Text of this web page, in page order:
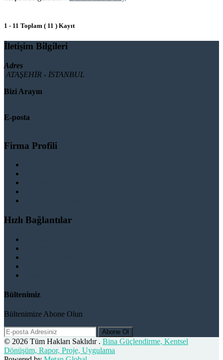
1 - 11 Toplam ( 11 ) Kayıt
İletişim Bilgileri
Adres
ATAŞEHİR - İSTANBUL
Bizi Arayın
E-posta
Firma Profili
Hızlı Bağlantılar
Bültenimiz
Bültenimize Abone Olun
Abone Ol
© 2026 Tüm Hakları Saklıdır . Bina Güçlendirme, Kentsel
Dönüşüm, Rapor, Proje, Uygulama